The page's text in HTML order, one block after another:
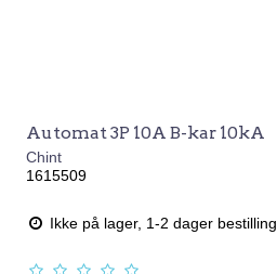
Automat 3P 10A B-kar 10kA
Chint
1615509
Ikke på lager, 1-2 dager bestilling